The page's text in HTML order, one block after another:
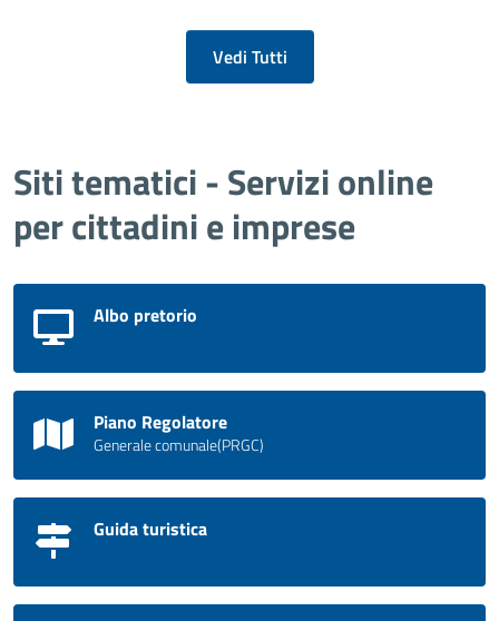
Vedi Tutti
Siti tematici - Servizi online
per cittadini e imprese
Albo pretorio
Piano Regolatore
Generale comunale(PRGC)
Guida turistica